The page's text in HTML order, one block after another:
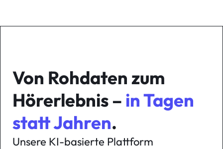
Von Rohdaten zum
Hörerlebnis – in Tagen
statt Jahren.
Unsere KI-basierte Plattform